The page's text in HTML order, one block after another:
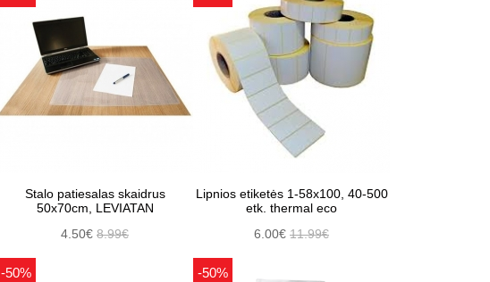
Stalo patiesalas skaidrus
50x70cm, LEVIATAN
4.50€ 8.99€
Lipnios etiketės 1-58x100, 40-500
etk. thermal eco
6.00€ 11.99€
-50% -50%